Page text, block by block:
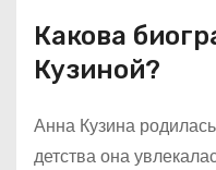
Какова
Кузиной?
Анна Кузина
детства она